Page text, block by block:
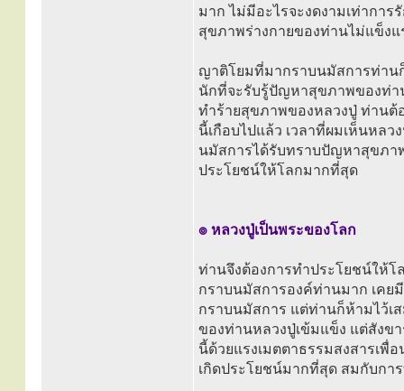
มาก ไม่มีอะไรจะงดงามเท่ากา
สุขภาพร่างกายของท่านไม่แข็งแ
ญาติโยมที่มากราบนมัสการท่าน
นักที่จะรับรู้ปัญหาสุขภาพของท่า
ทำร้ายสุขภาพของหลวงปู่ ท่านต้
นี้เกือบไปแล้ว เวลาที่ผมเห็นหล
นมัสการได้รับทราบปัญหาสุขภา
ประโยชน์ให้โลกมากที่สุด
๏ หลวงปู่เป็นพระของโลก
ท่านจึงต้องการทำประโยชน์ให้
กราบนมัสการองค์ท่านมาก เคย
กราบนมัสการ แต่ท่านก็ห้ามไว้เ
ของท่านหลวงปู่เข้มแข็ง แต่สังข
นี้ด้วยแรงเมตตาธรรมสงสารเพื่
เกิดประโยชน์มากที่สุด สมกับกา